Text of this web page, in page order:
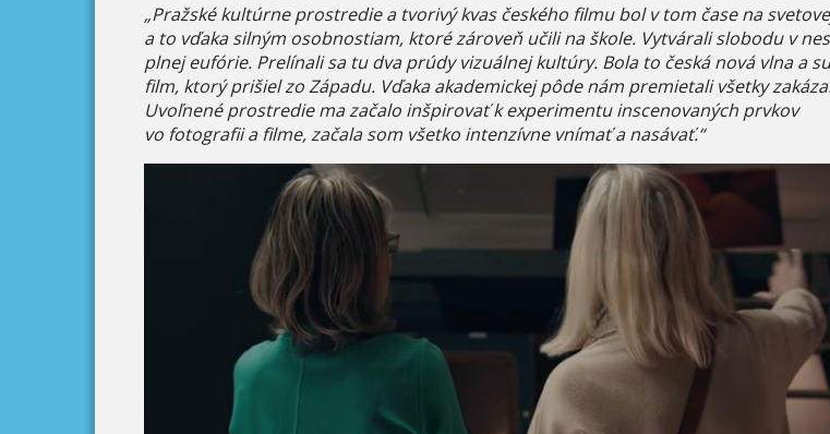
„Pražské kultúrne prostredie a tvorivý kvas českého filmu bol v tom čase na
a to vďaka silným osobnostiam, ktoré zároveň učili na škole. Vytvárali slobodu v
plnej eufórie. Prelínali sa tu dva prúdy vizuálnej kultúry. Bola to česká nová vlna a
film, ktorý prišiel zo Západu. Vďaka akademickej pôde nám premietali všetky
Uvoľnené prostredie ma začalo inšpirovať k experimentu inscenovaných prvkov
vo fotografii a filme, začala som všetko intenzívne vnímať a nasávať.“